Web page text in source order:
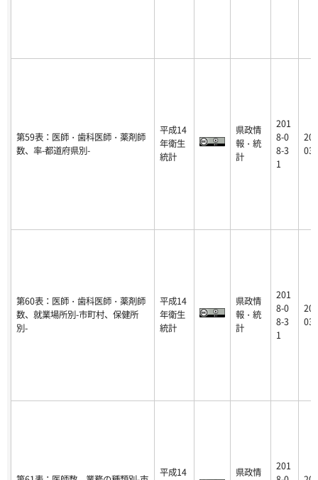
第59表：医師・歯科医師・薬剤師
数、率-都道府県別-
平成14
年衛生
統計
県政情
報・統
計
201
8-0
8-3
1
第60表：医師・歯科医師・薬剤師
数、就業場所別-市町村、保健所
別-
平成14
年衛生
統計
県政情
報・統
計
201
8-0
8-3
1
平成14
県政情
201